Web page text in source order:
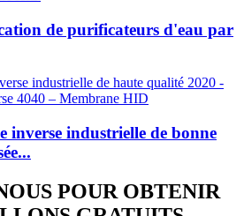
de purificateurs d'eau par
inverse industrielle de bonne
POUR OBTENIR